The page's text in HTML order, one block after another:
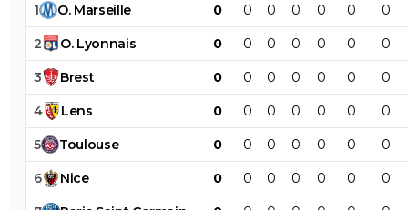
1 O. Marseille 0 0 0 0 0 0 0
2 O. Lyonnais 0 0 0 0 0 0 0
3 Brest 0 0 0 0 0 0 0
4 Lens 0 0 0 0 0 0 0
5 Toulouse 0 0 0 0 0 0 0
6 Nice 0 0 0 0 0 0 0